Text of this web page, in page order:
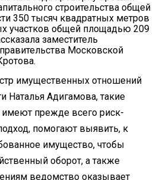
строительства общей
350 тысяч квадратных метров
участков общей площадью 209
заместитель
Московской
имущественных отношений
Наталья Адигамова, такие
прежде всего риск-
помогают выявить, к
имущество, чтобы
оборот, а также
ведомство оказывает